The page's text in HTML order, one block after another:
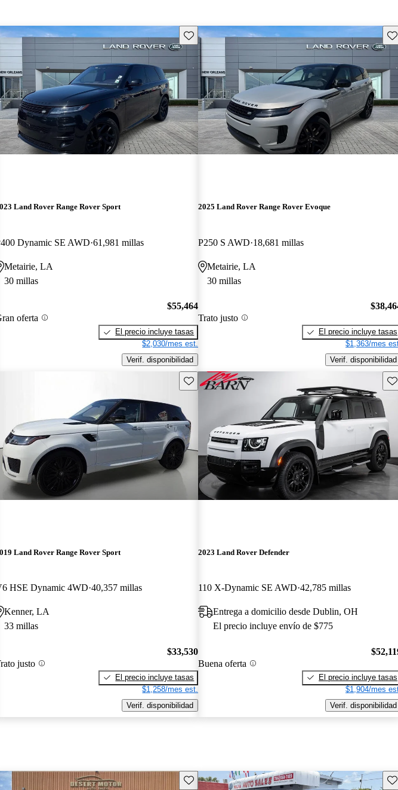
este Aviso Guarda este Aviso
Land Rover Range Rover Sport
Dynamic SE AWD 61,981 millas
Metairie, LA
30 millas
oferta
$55,464
El precio incluye tasas
$2,030/mes est.
Verif. disponibilidad
2025 Land Rover Range Rover Evoque
P250 S AWD 18,681 millas
Metairie, LA
30 millas
Trato justo
El precio incluye tasas
$1,363/mes
Verif. disponibilidad
este Aviso Guarda este Aviso
Land Rover Range Rover Sport
HSE Dynamic 4WD 40,357 millas
Kenner, LA
33 millas
justo
$33,530
El precio incluye tasas
$1,258/mes est.
Verif. disponibilidad
2023 Land Rover Defender
110 X-Dynamic SE AWD 42,785 millas
Entrega a domicilio desde Dublin, OH
El precio incluye envío de $775
Buena oferta
El precio incluye tasas
$1,904/mes
Verif. disponibilidad
este Aviso Guarda este Aviso